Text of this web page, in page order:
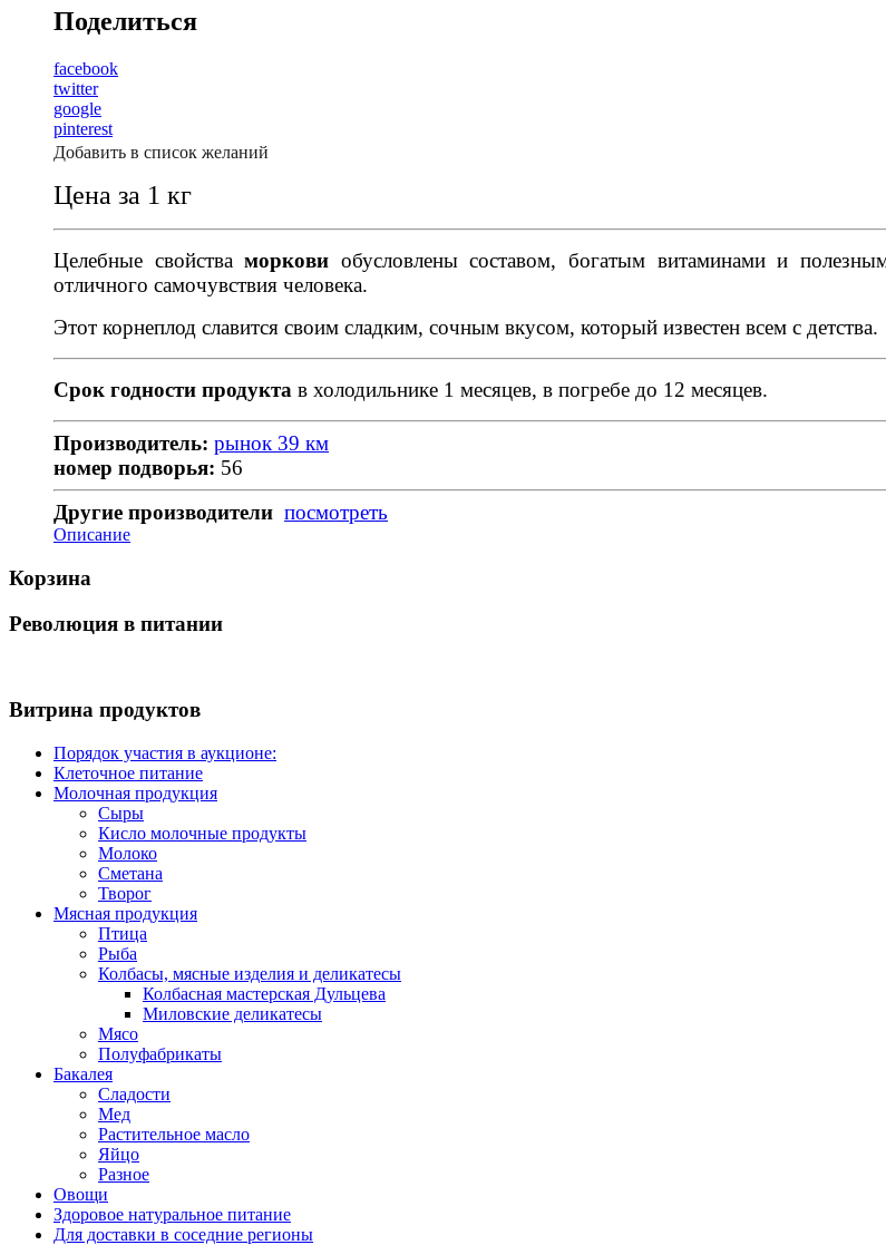
Поделиться
facebook
twitter
google
pinterest
Добавить в список желаний
Цена за 1 кг
Целебные свойстваморкови обусловлены составом, богатым витаминами и
отличного самочувствия человека.
Этот корнеплод славится своим сладким, сочным вкусом, который известен всем с детства.
Срок годности продукта в холодильнике 1 месяцев, в погребе до 12 месяцев.
Производитель: рынок 39 км
номер подворья: 56
Другие производители посмотреть
Описание
Корзина
Революция в питании
Витрина продуктов
Порядок участия в аукционе:
Клеточное питание
Молочная продукция
Сыры
Кисло молочные продукты
Молоко
Сметана
Творог
Мясная продукция
Птица
Рыба
Колбасы, мясные изделия и деликатесы
Колбасная мастерская Дульцева
Миловские деликатесы
Мясо
Полуфабрикаты
Бакалея
Сладости
Мед
Растительное масло
Яйцо
Разное
Овощи
Здоровое натуральное питание
Для доставки в соседние регионы